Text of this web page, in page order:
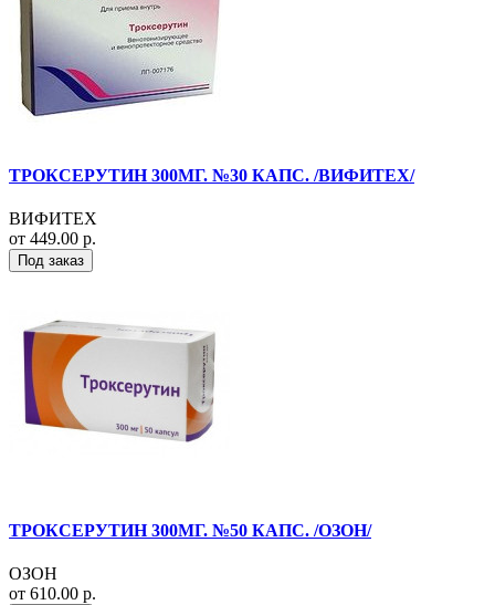
ТРОКСЕРУТИН 300МГ. №30 КАПС. /ВИФИТЕХ/
ВИФИТЕХ
от 449.00 р.
Под заказ
ТРОКСЕРУТИН 300МГ. №50 КАПС. /ОЗОН/
ОЗОН
от 610.00 р.